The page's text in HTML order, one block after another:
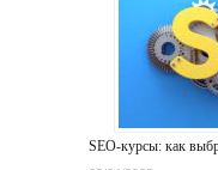
SEO-курсы: как